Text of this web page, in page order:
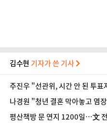
김수현 기자가 쓴 기사
주진우 "선관위, 시간 안 된 투
사해야"
나경원 "청년 결혼 막아놓고
페널티"
평산책방 문 연지 1200일…文